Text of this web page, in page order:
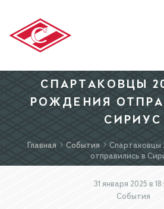
ХК «СПАРТАК»
СПАРТАКОВЦЫ
РОЖДЕНИЯ
СИРИУС
Главная События
Спартаковцы
отправились в
31 января 2025 в
События